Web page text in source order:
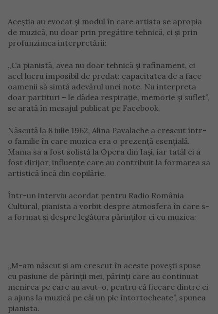
Aceștia au evocat și modul în care artista se apropia
de muzică, nu doar prin pregătire tehnică, ci și prin
profunzimea interpretării:
„Ca pianistă, avea nu doar tehnică și rafinament, ci
acel lucru imposibil de predat: capacitatea de a face
oamenii să simtă adevărul unei note. Nu interpreta
doar partituri – le dădea respirație, memorie și suflet”,
se arată în mesajul publicat pe Facebook.
Născută la 8 iulie 1962, Alina Pavalache a crescut într-
o familie în care muzica era o prezență esențială.
Mama sa a fost solistă la Opera din Iași, iar tatăl ei a
fost dirijor, influențe care au contribuit la formarea sa
artistică încă din copilărie.
Într-un interviu acordat pentru Radio România
Cultural, pianista a vorbit despre atmosfera în care s-
a format și despre legătura părinților ei cu muzica:
„M-am născut și am crescut în aceste povești spuse
cu pasiune de părinții mei, părinți care au continuat
menirea pe care au avut-o, pentru că fiecare dintre ei
a ajuns la muzică pe căi un pic întortocheate”, spunea
pianista.